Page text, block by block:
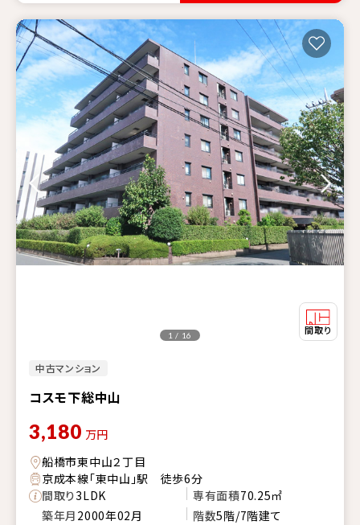
中古マンション
コスモ下総中山
1 / 16
3,180 万円
船橋市東中山２丁目
京成本線「東中山」駅 徒歩6分
間取り3LDK 専有面積70.25㎡
築年月 2000年02月 階数5階/7階建て